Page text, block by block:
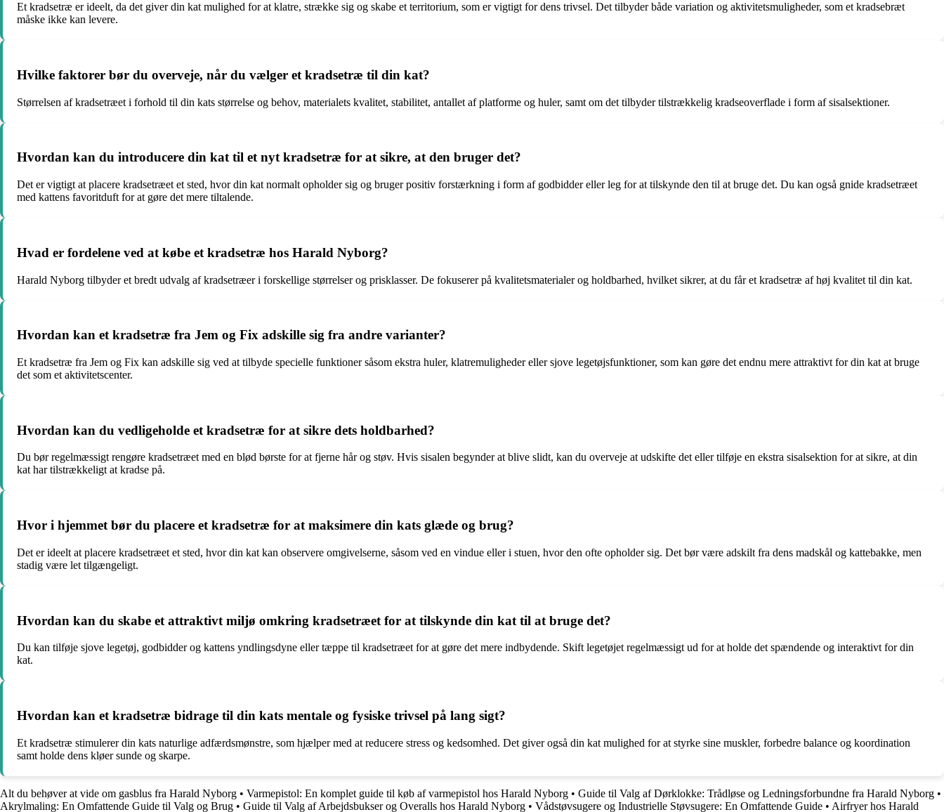
Et kradsetræ er ideelt, da det giver din kat mulighed for at klatre, strække sig og skabe et territorium, som er vigtigt for dens trivsel. Det tilbyder både variation og aktivitetsmuligheder, som et kradsebræt
måske ikke kan levere.
Hvilke faktorer bør du overveje, når du vælger et kradsetræ til din kat?
Størrelsen af kradsetræet i forhold til din kats størrelse og behov, materialets kvalitet, stabilitet, antallet af platforme og huler, samt om det tilbyder tilstrækkelig kradseoverflade i form af sisalsektioner.
Hvordan kan du introducere din kat til et nyt kradsetræ for at sikre, at den bruger det?
Det er vigtigt at placere kradsetræet et sted, hvor din kat normalt opholder sig og bruger positiv forstærkning i form af godbidder eller leg for at tilskynde den til at bruge det. Du kan også gnide kradsetræet
med kattens favoritduft for at gøre det mere tiltalende.
Hvad er fordelene ved at købe et kradsetræ hos Harald Nyborg?
Harald Nyborg tilbyder et bredt udvalg af kradsetræer i forskellige størrelser og prisklasser. De fokuserer på kvalitetsmaterialer og holdbarhed, hvilket sikrer, at du får et kradsetræ af høj kvalitet til din kat.
Hvordan kan et kradsetræ fra Jem og Fix adskille sig fra andre varianter?
Et kradsetræ fra Jem og Fix kan adskille sig ved at tilbyde specielle funktioner såsom ekstra huler, klatremuligheder eller sjove legetøjsfunktioner, som kan gøre det endnu mere attraktivt for din kat at bruge
det som et aktivitetscenter.
Hvordan kan du vedligeholde et kradsetræ for at sikre dets holdbarhed?
Du bør regelmæssigt rengøre kradsetræet med en blød børste for at fjerne hår og støv. Hvis sisalen begynder at blive slidt, kan du overveje at udskifte det eller tilføje en ekstra sisalsektion for at sikre, at din
kat har tilstrækkeligt at kradse på.
Hvor i hjemmet bør du placere et kradsetræ for at maksimere din kats glæde og brug?
Det er ideelt at placere kradsetræet et sted, hvor din kat kan observere omgivelserne, såsom ved en vindue eller i stuen, hvor den ofte opholder sig. Det bør være adskilt fra dens madskål og kattebakke, men
stadig være let tilgængeligt.
Hvordan kan du skabe et attraktivt miljø omkring kradsetræet for at tilskynde din kat til at bruge det?
Du kan tilføje sjove legetøj, godbidder og kattens yndlingsdyne eller tæppe til kradsetræet for at gøre det mere indbydende. Skift legetøjet regelmæssigt ud for at holde det spændende og interaktivt for din
kat.
Hvordan kan et kradsetræ bidrage til din kats mentale og fysiske trivsel på lang sigt?
Et kradsetræ stimulerer din kats naturlige adfærdsmønstre, som hjælper med at reducere stress og kedsomhed. Det giver også din kat mulighed for at styrke sine muskler, forbedre balance og koordination
samt holde dens kløer sunde og skarpe.
Alt du behøver at vide om gasblus fra Harald Nyborg • Varmepistol: En komplet guide til køb af varmepistol hos Harald Nyborg • Guide til Valg af Dørklokke: Trådløse og Ledningsforbundne fra Harald Nyborg •
Akrylmaling: En Omfattende Guide til Valg og Brug • Guide til Valg af Arbejdsbukser og Overalls hos Harald Nyborg • Vådstøvsugere og Industrielle Støvsugere: En Omfattende Guide • Airfryer hos Harald